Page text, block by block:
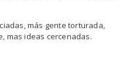
más gente torturada,
mas ideas cercenadas.